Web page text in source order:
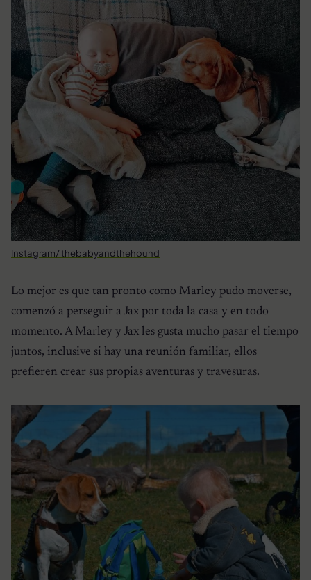
Instagram/ thebabyandthehound
Lo mejor es que tan pronto como Marley pudo moverse,
comenzó a perseguir a Jax por toda la casa y en todo
momento. A Marley y Jax les gusta mucho pasar el tiempo
juntos, inclusive si hay una reunión familiar, ellos
prefieren crear sus propias aventuras y travesuras.